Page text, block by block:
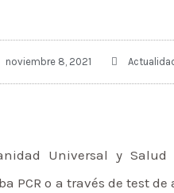
noviembre 8, 2021
Universal y
PCR o a través de test